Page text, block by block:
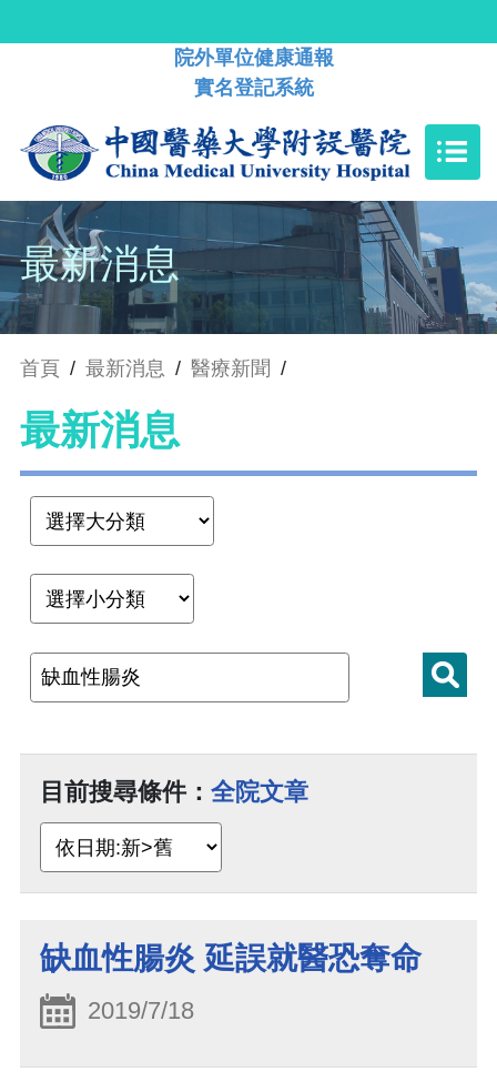
院外單位健康通報
實名登記系統
最新消息
首頁 / 最新消息 / 醫療新聞 /
最新消息
目前搜尋條件： 全院文章
缺血性腸炎 延誤就醫恐奪命
2019/7/18